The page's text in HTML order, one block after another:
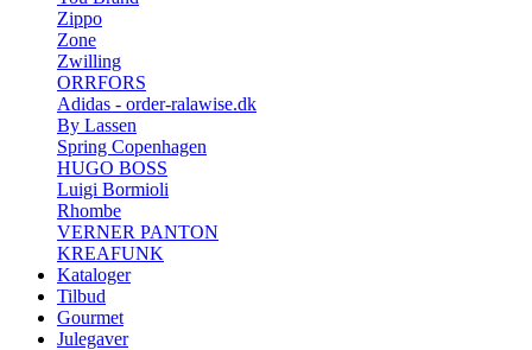
Zippo
Zone
Zwilling
ORRFORS
Adidas - order-ralawise.dk
By Lassen
Spring Copenhagen
HUGO BOSS
Luigi Bormioli
Rhombe
VERNER PANTON
KREAFUNK
Kataloger
Tilbud
Gourmet
Julegaver